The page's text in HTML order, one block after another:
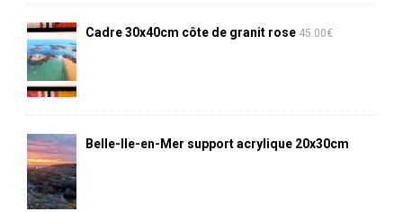
Cadre 30x40cm côte de granit rose 45.00€
Belle-Ile-en-Mer support acrylique 20x30cm